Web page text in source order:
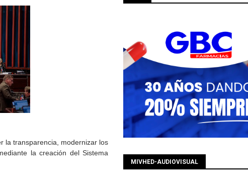
la transparencia, modernizar los
la creación del Sistema
MIVHED-AUDIOVISUAL